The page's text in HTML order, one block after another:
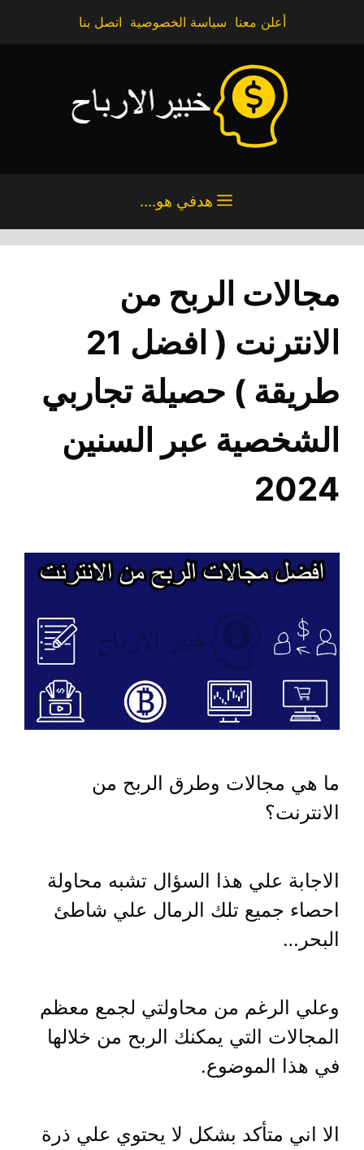
أعلن معنا سياسة الخصوصية اتصل بنا
هدفي هو....
مجالات الربح من
الانترنت ( افضل 21
طريقة ) حصيلة تجاربي
الشخصية عبر السنين
2024
ما هي مجالات وطرق الربح من
الانترنت؟
الاجابة علي هذا السؤال تشبه محاولة
احصاء جميع تلك الرمال علي شاطئ
البحر…
وعلي الرغم من محاولتي لجمع معظم
المجالات التي يمكنك الربح من خلالها
في هذا الموضوع.
الا اني متأكد بشكل لا يحتوي علي ذرة